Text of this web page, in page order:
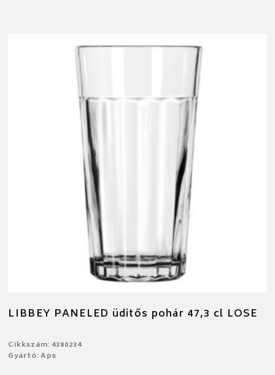
LIBBEY PANELED üditős pohár 47,3 cl LOSE
Cikkszám: 4380234
Gyártó: Aps